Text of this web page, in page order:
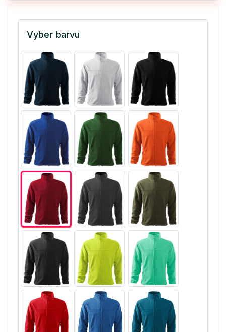
Vyber barvu